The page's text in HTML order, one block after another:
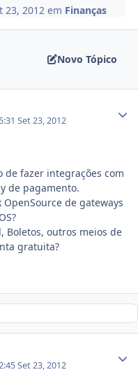
23, 2012 em Finanças
Novo Tópico
Set 23, 2012
de fazer integrações com
de pagamento.
de gateways
Boletos, outros meios de
gratuita?
Set 23, 2012